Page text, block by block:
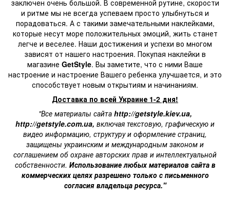
заключен очень большой. В современной рутине, скорости
и ритме мы не всегда успеваем просто улыбнуться и
порадоваться. А с такими замечательными наклейками,
которые несут море положительных эмоций, жить станет
легче и веселее. Наши достижения и успехи во многом
зависят от нашего настроения. Покупая наклейки в
магазине GetStyle. Вы заметите, что с ними Ваше
настроение и настроение Вашего ребенка улучшается, и это
способствует новым открытиям и начинаниям.
Доставка по всей Украине 1-2 дня!
"Все материалы сайта http://getstyle.kiev.ua,
http://getstyle.com.ua, включая текстовую, графическую и
видео информацию, структуру и оформление страниц,
защищены украинским и международным законом и
соглашением об охране авторских прав и интеллектуальной
собственности. Использование любых материалов сайта в
коммерческих целях разрешено только с письменного
согласия владельца ресурса."